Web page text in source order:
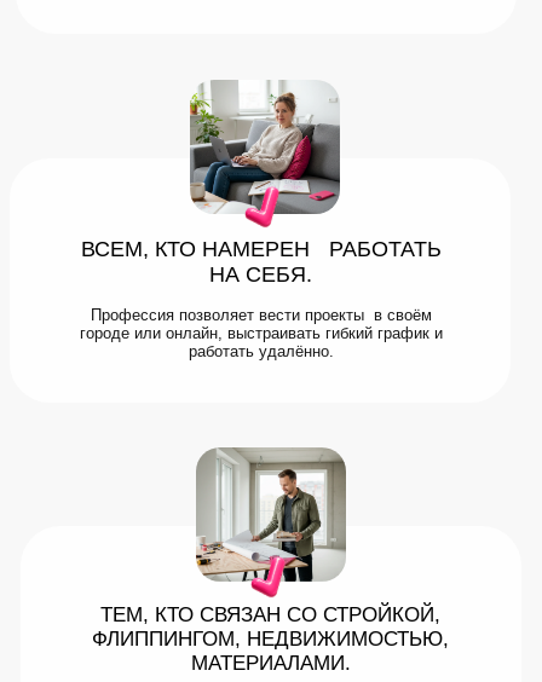
ВСЕМ, КТО НАМЕРЕН РАБОТАТЬ
НА СЕБЯ.
Профессия позволяет вести проекты в своём
городе или онлайн, выстраивать гибкий график и
работать удалённо.
ТЕМ, КТО СВЯЗАН СО СТРОЙКОЙ,
ФЛИППИНГОМ, НЕДВИЖИМОСТЬЮ,
МАТЕРИАЛАМИ.